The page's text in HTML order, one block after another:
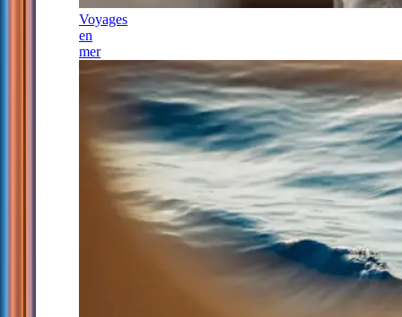
Voyages
en
mer